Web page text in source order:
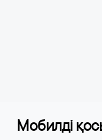
Мобилді